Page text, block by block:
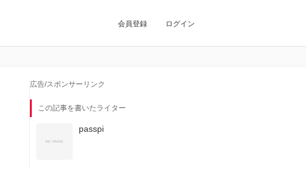
会員登録 ログイン
広告/スポンサーリンク
この記事を書いたライター
passpi